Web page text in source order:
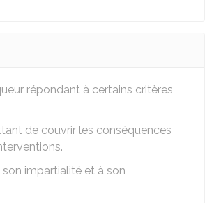
répondant à certains critères,
de couvrir les conséquences
impartialité et à son